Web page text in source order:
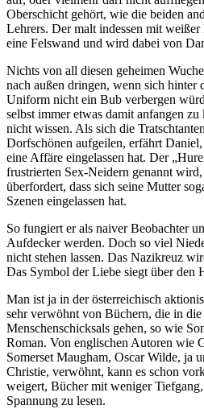
Oberschicht gehört, wie die beiden
Lehrers. Der malt indessen mit
eine Felswand und wird dabei von
Nichts von all diesen geheimen
nach außen dringen, wenn sich hinter
Uniform nicht ein Bub verbergen
selbst immer etwas damit anfangen
nicht wissen. Als sich die
Dorfschönen aufgeilen, erfährt
eine Affäre eingelassen hat. Der
frustrierten Sex-Neidern genannt
überfordert, dass sich seine Mutter
Szenen eingelassen hat.
So fungiert er als naiver Beobachter
Aufdecker werden. Doch so viel
nicht stehen lassen. Das Nazikreuz
Das Symbol der Liebe siegt über den
Man ist ja in der österreichisch
sehr verwöhnt von Büchern, die in die
Menschenschicksals gehen, so wie
Roman. Von englischen Autoren wie
Somerset Maugham, Oscar Wilde, ja
Christie, verwöhnt, kann es schon
weigert, Bücher mit weniger
Spannung zu lesen.